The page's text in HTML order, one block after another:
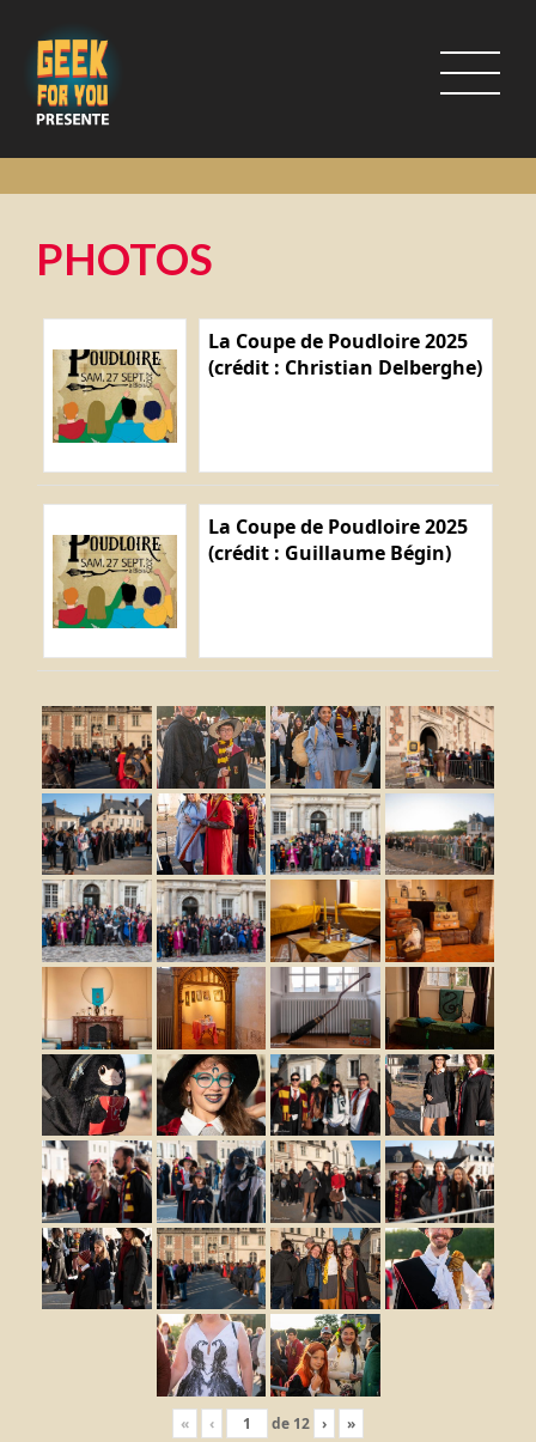
PHOTOS
La Coupe de Poudloire 2025
(crédit : Christian Delberghe)
La Coupe de Poudloire 2025
(crédit : Guillaume Bégin)
« ‹ de 12 › »